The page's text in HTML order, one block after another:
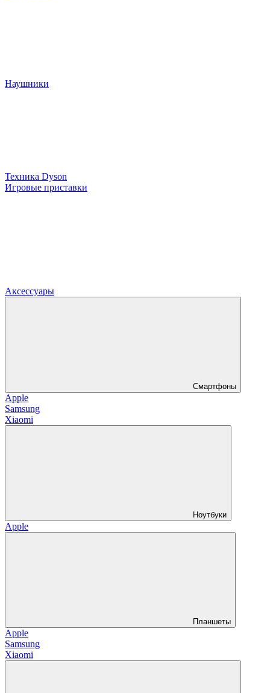
Наушники
Техника Dyson
Игровые приставки
Аксессуары
Смартфоны
Apple
Samsung
Xiaomi
Ноутбуки
Apple
Планшеты
Apple
Samsung
Xiaomi